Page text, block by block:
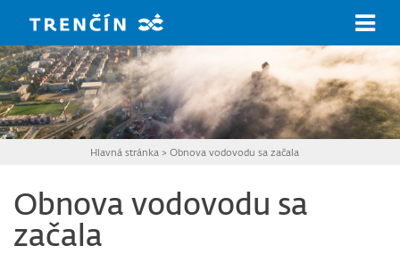
Hlavná stránka >Obnova vodovodu sa začala
Obnova vodovodu sa
začala